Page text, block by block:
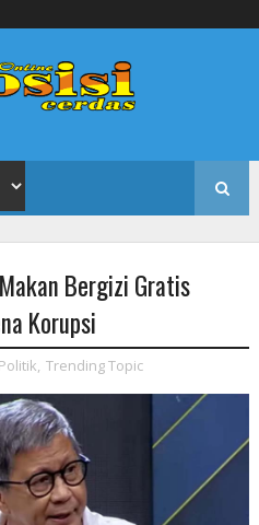
Bergizi Gratis
Korupsi
Politik, Trending Topic